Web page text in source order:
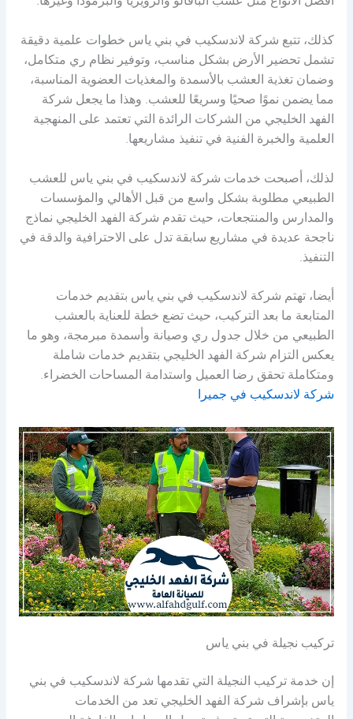
أفضل الأنواع مثل عشب البافالو والزويزيا والبرمودا وغيرها.
كذلك، تتبع شركة لاندسكيب في بني ياس خطوات علمية دقيقة
تشمل تحضير الأرض بشكل مناسب، وتوفير نظام ري متكامل،
وضمان تغذية العشب بالأسمدة والمغذيات العضوية المناسبة،
مما يضمن نموًا صحيًا وسريعًا للعشب. وهذا ما يجعل شركة
الفهد الخليجي من الشركات الرائدة التي تعتمد على المنهجية
العلمية والخبرة الفنية في تنفيذ مشاريعها.
لذلك، أصبحت خدمات شركة لاندسكيب في بني ياس للعشب
الطبيعي مطلوبة بشكل واسع من قبل الأهالي والمؤسسات
والمدارس والمنتجعات، حيث تقدم شركة الفهد الخليجي نماذج
ناجحة عديدة في مشاريع سابقة تدل على الاحترافية والدقة في
التنفيذ.
أيضا، تهتم شركة لاندسكيب في بني ياس بتقديم خدمات
المتابعة ما بعد التركيب، حيث تضع خطة للعناية بالعشب
الطبيعي من خلال جدول ري وصيانة وأسمدة مبرمجة، وهو ما
يعكس التزام شركة الفهد الخليجي بتقديم خدمات شاملة
ومتكاملة تحقق رضا العميل واستدامة المساحات الخضراء.
شركة لاندسكيب في جميرا
تركيب نجيلة في بني ياس
إن خدمة تركيب النجيلة التي تقدمها شركة لاندسكيب في بني
ياس بإشراف شركة الفهد الخليجي تعد من الخدمات